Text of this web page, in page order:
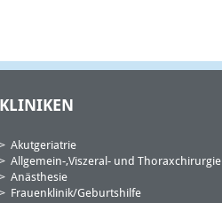
Fax:
E-Mail:*
Ihre
Mitteilung:
KLINIKEN
Akutgeriatrie
Allgemein-,Viszeral- und Thoraxchirurgie
Anästhesie
Frauenklinik/Geburtshilfe